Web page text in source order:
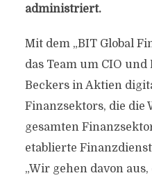
administriert.
Mit dem „BIT Global
das Team um CIO
Beckers in Aktien
Finanzsektors, die die
gesamten
etablierte
„Wir gehen davon